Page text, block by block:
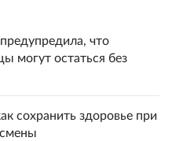
что
могут остаться без
сохранить здоровье при